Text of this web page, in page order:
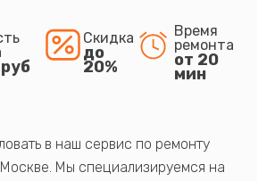
Скидка
до
20%
Время
ремонта
от 20
мин
в наш сервис по ремонту
Москве. Мы специализируемся на